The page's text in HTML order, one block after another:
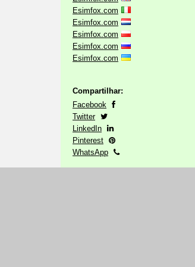
Esimfox.com
Esimfox.com
Esimfox.com
Esimfox.com
Esimfox.com
Compartilhar:
Facebook
Twitter
LinkedIn
Pinterest
WhatsApp